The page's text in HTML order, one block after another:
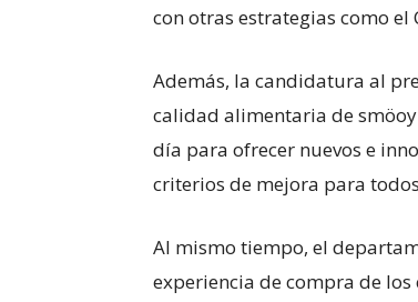
con otras estrategias como el
Además, la candidatura al
calidad alimentaria de
día para ofrecer nuevos e
criterios de mejora para
Al mismo tiempo, el
experiencia de compra de